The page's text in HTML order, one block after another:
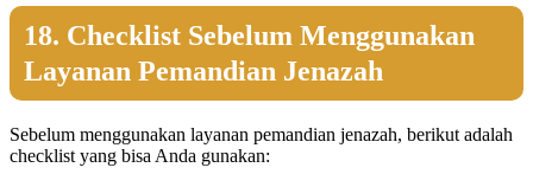
18. Checklist Sebelum Menggunakan
Layanan Pemandian Jenazah
Sebelum menggunakan layanan pemandian jenazah, berikut adalah
checklist yang bisa Anda gunakan: